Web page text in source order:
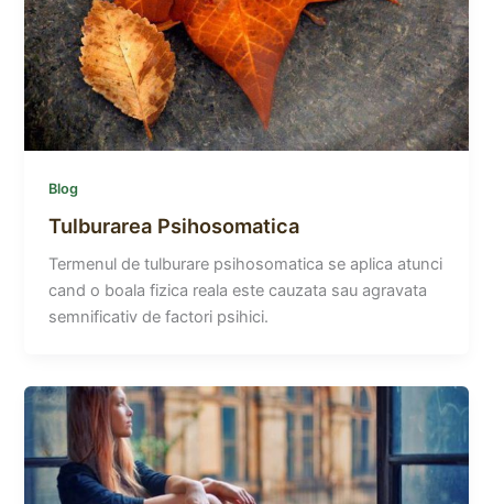
Blog
Tulburarea Psihosomatica
Termenul de tulburare psihosomatica se aplica atunci
cand o boala fizica reala este cauzata sau agravata
semnificativ de factori psihici.